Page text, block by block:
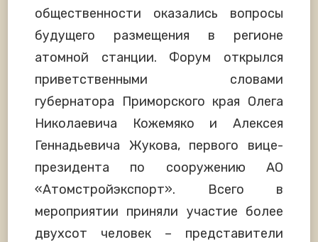
общественности оказались вопросы
будущего размещения в регионе
атомной станции. Форум открылся
приветственными словами
губернатора Приморского края Олега
Николаевича Кожемяко и Алексея
Геннадьевича Жукова, первого вице-
президента по сооружению АО
«Атомстройэкспорт». Всего в
мероприятии приняли участие более
двухсот человек – представители